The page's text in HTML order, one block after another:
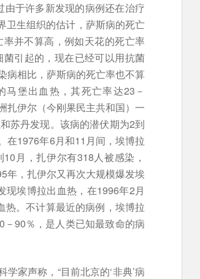
于许多新发现的病例还在治疗
卫生组织的估计，萨斯病的死亡
并不算高，例如天花的死亡率
引起的，现在已经可以用抗菌
病相比，萨斯病的死亡率也不算
堡出血热，其死亡率达23－
扎伊尔（今刚果民主共和国）一
苏丹发现。该病的潜伏期为2到
在1976年6月和11月间，埃博拉
月，扎伊尔有318人被感染，
年，扎伊尔又再次大规模爆发埃
埃博拉出血热，在1996年2月
。不计算最近的病例，埃博拉
90％，是人类已知最致命的病
家声称，“目前北京的‘非典’病